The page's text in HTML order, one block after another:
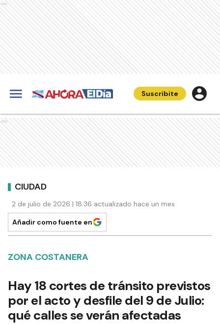
Ads
Suscribite
Ads
CIUDAD
2 de julio de 2026 | 18:36 actualizado hace un mes
Añadir como fuente en
ZONA COSTANERA
Hay 18 cortes de tránsito previstos
por el acto y desfile del 9 de Julio:
qué calles se verán afectadas